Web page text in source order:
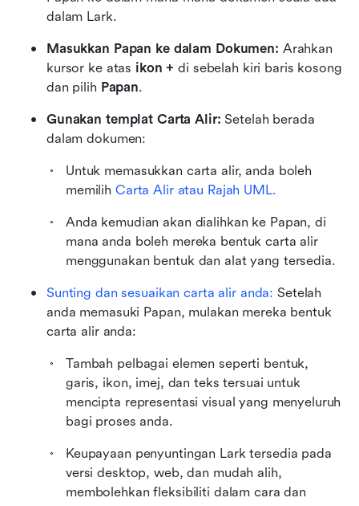
dalam Lark.
Masukkan Papan ke dalam Dokumen: Arahkan
kursor ke atas ikon + di sebelah kiri baris kosong
dan pilih Papan.
Gunakan templat Carta Alir: Setelah berada
dalam dokumen:
Untuk memasukkan carta alir, anda boleh
memilih Carta Alir atau Rajah UML.
Anda kemudian akan dialihkan ke Papan, di
mana anda boleh mereka bentuk carta alir
menggunakan bentuk dan alat yang tersedia.
Sunting dan sesuaikan carta alir anda: Setelah
anda memasuki Papan, mulakan mereka bentuk
carta alir anda:
Tambah pelbagai elemen seperti bentuk,
garis, ikon, imej, dan teks tersuai untuk
mencipta representasi visual yang menyeluruh
bagi proses anda.
Keupayaan penyuntingan Lark tersedia pada
versi desktop, web, dan mudah alih,
membolehkan fleksibiliti dalam cara dan